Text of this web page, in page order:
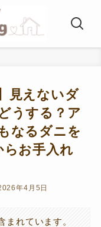
見えないダ
うする？ア
なるダニを
らお手入れ
年4月5日
れています。